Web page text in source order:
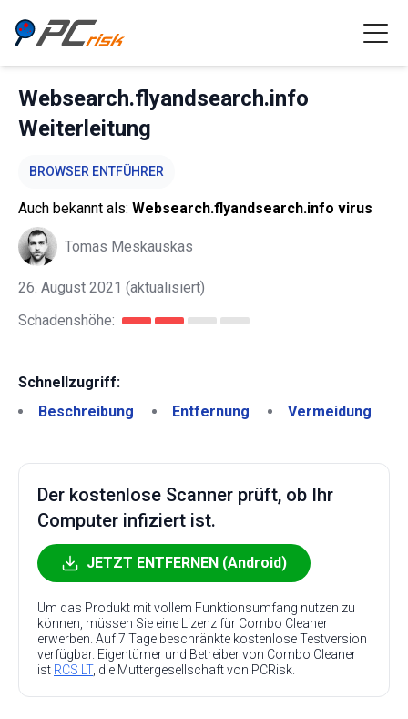
Websearch.flyandsearch.info
Weiterleitung
BROWSER ENTFÜHRER
Auch bekannt als: Websearch.flyandsearch.info virus
Tomas Meskauskas
26. August 2021 (aktualisiert)
Schadenshöhe:
Schnellzugriff:
Beschreibung
Entfernung Vermeidung
Der kostenlose Scanner prüft, ob Ihr
Computer infiziert ist.
JETZT ENTFERNEN (Android)
Um das Produkt mit vollem Funktionsumfang nutzen zu
können, müssen Sie eine Lizenz für Combo Cleaner
erwerben. Auf 7 Tage beschränkte kostenlose Testversion
verfügbar. Eigentümer und Betreiber von Combo Cleaner
ist RCS LT, die Muttergesellschaft von PCRisk.